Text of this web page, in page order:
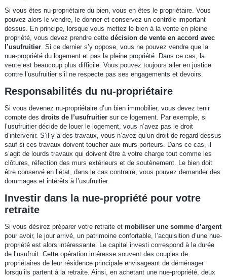
Si vous êtes nu-propriétaire du bien, vous en êtes le propriétaire. Vous
pouvez alors le vendre, le donner et conservez un contrôle important
dessus. En principe, lorsque vous mettez le bien à la vente en pleine
propriété, vous devez prendre cette décision de vente en accord avec
l’usufruitier. Si ce dernier s’y oppose, vous ne pouvez vendre que la
nue-propriété du logement et pas la pleine propriété. Dans ce cas, la
vente est beaucoup plus difficile. Vous pouvez toujours aller en justice
contre l’usufruitier s’il ne respecte pas ses engagements et devoirs.
Responsabilités du nu-propriétaire
Si vous devenez nu-propriétaire d’un bien immobilier, vous devez tenir
compte des droits de l’usufruitiersur ce logement. Par exemple, si
l’usufruitier décide de louer le logement, vous n’avez pas le droit
d’intervenir. S’il y a des travaux, vous n’avez qu’un droit de regard dessus
sauf si ces travaux doivent toucher aux murs porteurs. Dans ce cas, il
s’agit de lourds travaux qui doivent être à votre charge tout comme les
clôtures, réfection des murs extérieurs et de soutènement. Le bien doit
être conservé en l’état, dans le cas contraire, vous pouvez demander des
dommages et intérêts à l’usufruitier.
Investir dans la nue-propriété pour votre
retraite
Si vous désirez préparer votre retraite et mobiliser une somme d’argent
pour avoir, le jour arrivé, un patrimoine confortable, l’acquisition d’une nue-
propriété est alors intéressante. Le capital investi correspond à la durée
de l’usufruit. Cette opération intéresse souvent des couples de
propriétaires de leur résidence principale envisageant de déménager
lorsqu’ils partent à la retraite. Ainsi, en achetant une nue-propriété, deux